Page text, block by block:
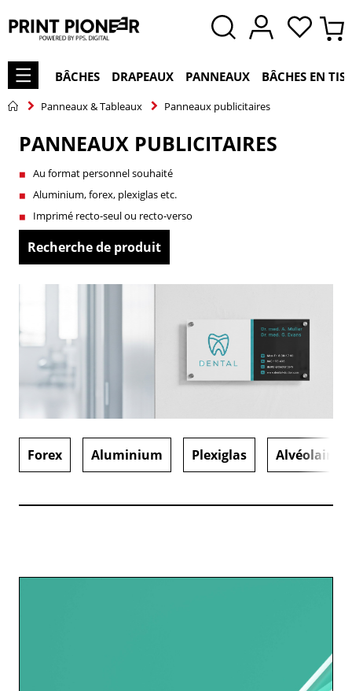
BÂCHES DRAPEAUX PANNEAUX BÂCHES EN
Panneaux & Tableaux Panneaux publicitaires
PANNEAUX PUBLICITAIRES
Au format personnel souhaité
Aluminium, forex, plexiglas etc.
Imprimé recto-seul ou recto-verso
Recherche de produit
Forex Aluminium Plexiglas Alvéolaire